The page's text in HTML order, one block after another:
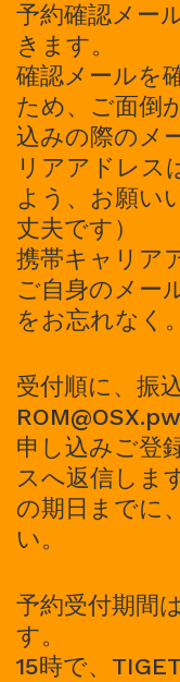
予約確認メー
きます。
確認メールを
ため、ご面倒
込みの際のメ
リアアドレス
よう、お願い
丈夫です）
携帯キャリア
ご自身のメー
をお忘れなく。
受付順に、振
申し込みご登
スへ返信しま
の期日までに
い。
予約受付期間
す。
15時で、